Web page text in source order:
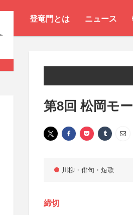
登竜門とは ニュース
第8回 松岡モ
川柳・俳句・短歌
締切